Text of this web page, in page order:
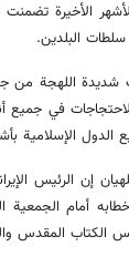
الأخيرة
سلطات البلدين.
شديدة اللهجة من
في جميع
الدول الإسلامية
إن الرئيس
خطابه أمام
الكتاب المقدس